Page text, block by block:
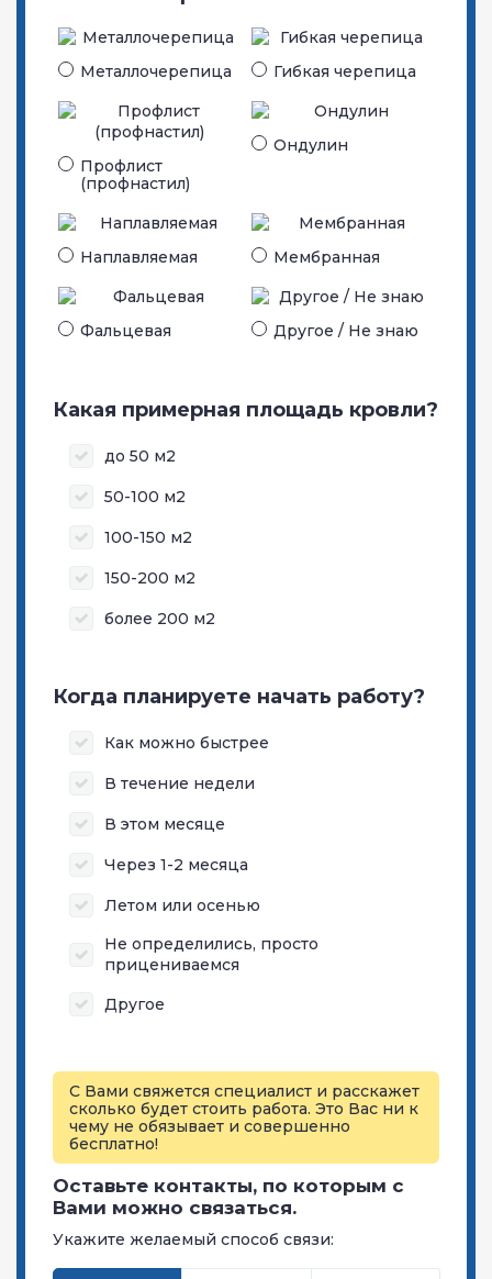
Металло­черепица Гибкая черепица
Профлист
(профнастил)
Ондулин
Наплавляемая Мембранная
Фальцевая Другое / Не знаю
Какая примерная площадь кровли?
до 50 м2
50-100 м2
100-150 м2
150-200 м2
более 200 м2
Когда планируете начать работу?
Как можно быстрее
В течение недели
В этом месяце
Через 1-2 месяца
Летом или осенью
Не определились, просто
прицениваемся
Другое
С Вами свяжется специалист и расскажет
сколько будет стоить работа. Это Вас ни к
чему не обязывает и совершенно
бесплатно!
Оставьте контакты, по которым с
Вами можно связаться.
Укажите желаемый способ связи: